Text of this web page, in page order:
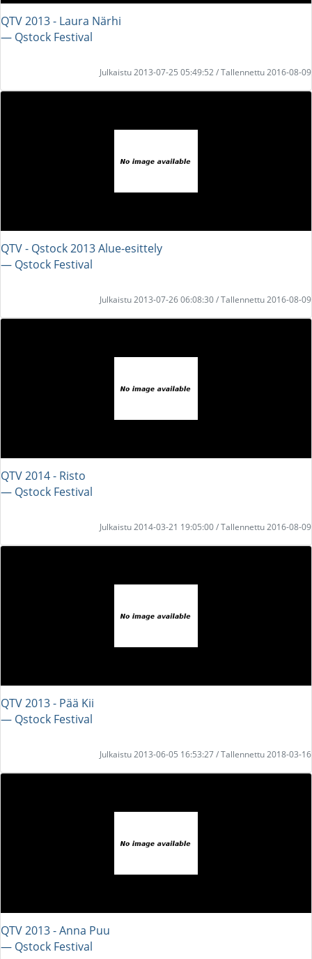
QTV 2013 - Laura Närhi
― Qstock Festival
Julkaistu 2013-07-25 05:49:52 / Tallennettu 2016-08-09
QTV - Qstock 2013 Alue-esittely
― Qstock Festival
Julkaistu 2013-07-26 06:08:30 / Tallennettu 2016-08-09
QTV 2014 - Risto
― Qstock Festival
Julkaistu 2014-03-21 19:05:00 / Tallennettu 2016-08-09
QTV 2013 - Pää Kii
― Qstock Festival
Julkaistu 2013-06-05 16:53:27 / Tallennettu 2018-03-16
QTV 2013 - Anna Puu
― Qstock Festival